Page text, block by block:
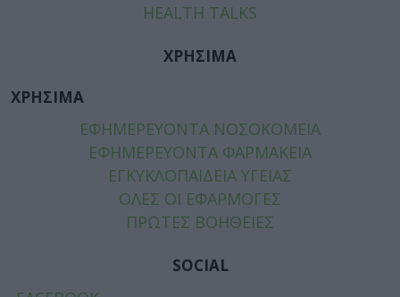
HEALTH TALKS
ΧΡΗΣΙΜΑ
ΧΡΗΣΙΜΑ
ΕΦΗΜΕΡΕΥΟΝΤΑ ΝΟΣΟΚΟΜΕΙΑ
ΕΦΗΜΕΡΕΥΟΝΤΑ ΦΑΡΜΑΚΕΙΑ
ΕΓΚΥΚΛΟΠΑΙΔΕΙΑ ΥΓΕΙΑΣ
ΟΛΕΣ ΟΙ ΕΦΑΡΜΟΓΕΣ
ΠΡΩΤΕΣ ΒΟΗΘΕΙΕΣ
SOCIAL